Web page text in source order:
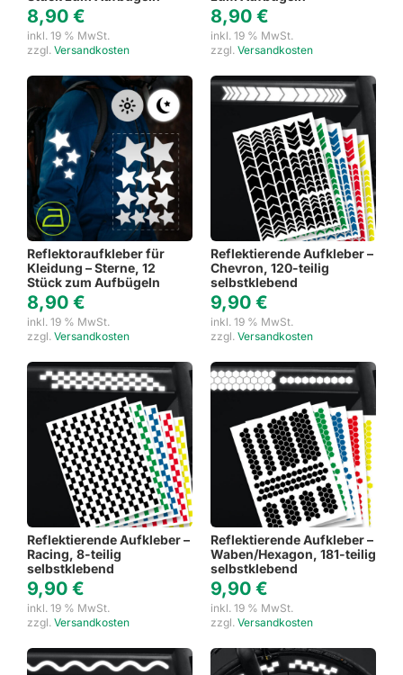
8,90 €
inkl. 19 % MwSt.
zzgl. Versandkosten
8,90 €
inkl. 19 % MwSt.
zzgl. Versandkosten
Reflektoraufkleber für
Kleidung – Sterne, 12
Stück zum Aufbügeln
8,90 €
inkl. 19 % MwSt.
zzgl. Versandkosten
Reflektierende Aufkleber –
Chevron, 120-teilig
selbstklebend
9,90 €
inkl. 19 % MwSt.
zzgl. Versandkosten
Reflektierende Aufkleber –
Racing, 8-teilig
selbstklebend
9,90 €
inkl. 19 % MwSt.
zzgl. Versandkosten
Reflektierende Aufkleber –
Waben/Hexagon, 181-teilig
selbstklebend
9,90 €
inkl. 19 % MwSt.
zzgl. Versandkosten